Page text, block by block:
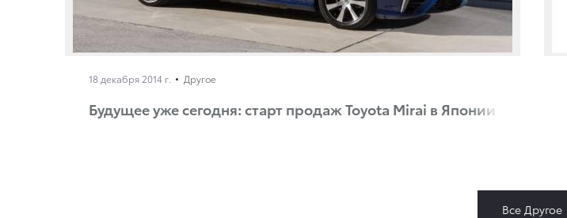
18 декабря 2014 г. Другое
Будущее уже сегодня: старт продаж Toyota Mirai в Японии
Все Другое